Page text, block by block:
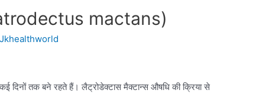
mactans)
Jkhealthworld
दिनों तक बने रहते हैं। लैट्रोडेक्टास मैक्टान्स औषधि की क्रिया से